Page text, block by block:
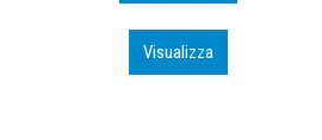
Visualizza